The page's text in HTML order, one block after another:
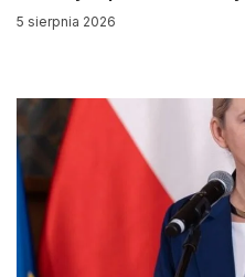
5 sierpnia 2026